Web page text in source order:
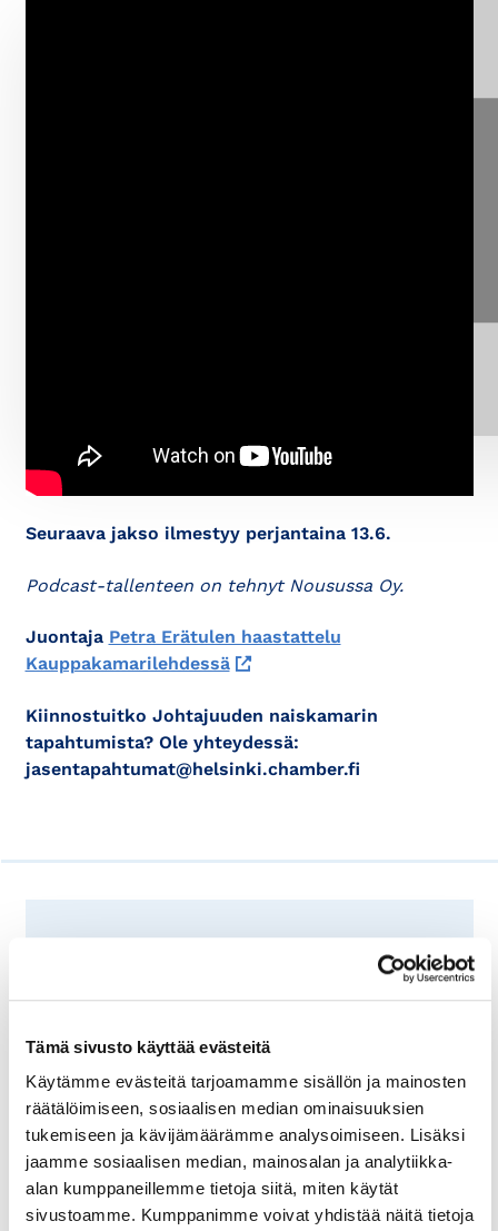
Tämä sivusto käyttää evästeitä
Käytämme evästeitä tarjoamamme sisällön ja mainosten
räätälöimiseen, sosiaalisen median ominaisuuksien
tukemiseen ja kävijämäärämme analysoimiseen. Lisäksi
jaamme sosiaalisen median, mainosalan ja analytiikka-
alan kumppaneillemme tietoja siitä, miten käytät
sivustoamme. Kumppanimme voivat yhdistää näitä tietoja
Ole hyvä ja hyväksy kaikki evästeetnähdäksesi
YouTube -sisällön.
Seuraava jakso ilmestyy perjantaina 13.6.
Podcast-tallenteen on tehnyt Nousussa Oy.
Juontaja Petra Erätulen haastattelu
Kauppakamarilehdessä
Kiinnostuitko Johtajuuden naiskamarin
tapahtumista? Ole yhteydessä:
jasentapahtumat@helsinki.chamber.fi
ammattilaisgolfari, joka teki läpimurtonsa
19-vuotiaana. Hän pelasi Ladies European
Tourilla ja Ladies Professional Golf
Associationin LPGA-kiertueella, voitti
urallaan muun muassa Ladies Central
European Openin ja teki historiaa
pelaamalla naisten British Openissa